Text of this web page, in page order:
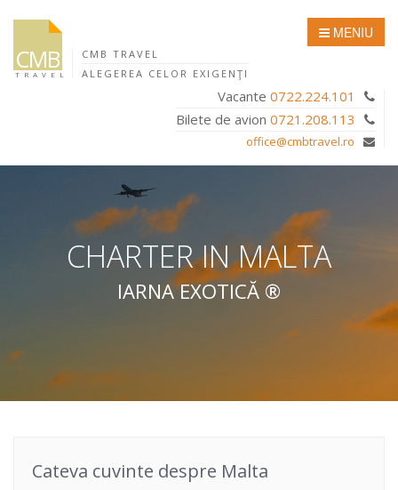
MENIU
CMB
TRAVEL
CMB TRAVEL
ALEGEREA CELOR EXIGENŢI
Vacante 0722.224.101
Bilete de avion 0721.208.113
office@cmbtravel.ro
CHARTERINMALTA
IARNA EXOTICĂ ®
Cateva cuvinte despre Malta